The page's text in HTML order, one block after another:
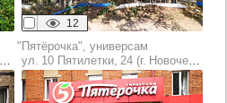
12
"Пятёрочка", универсам
ул. 10 Пятилетки, 24 (г. Новочебоксарск)